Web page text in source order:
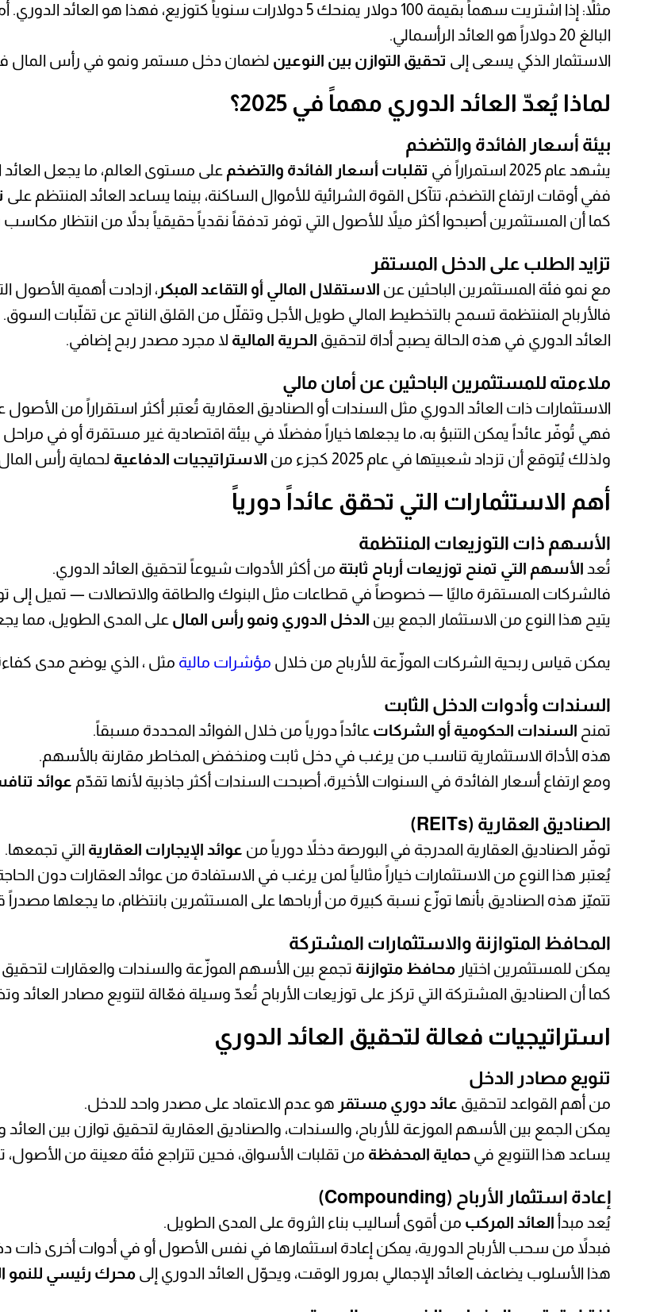
البالغ 20 دولاراً هو العائد الرأسمالي.
الاستثمار الذكي يسعى إلى تحقيق التوازن بين النوعين لضمان دخل مستمر ونمو في رأس المال
لماذا يُعدّ العائد الدوري مهماً في 2025؟
بيئة أسعار الفائدة والتضخم
يشهد عام 2025 استمراراً في تقلبات أسعار الفائدة والتضخم على مستوى العالم، ما يجعل
ففي أوقات ارتفاع التضخم، تتآكل القوة الشرائية للأموال الساكنة، بينما يساعد العائد المنتظم على
كما أن المستثمرين أصبحوا أكثر ميلاً للأصول التي توفر تدفقاً نقدياً حقيقياً بدلاً من انتظار
تزايد الطلب على الدخل المستقر
مع نمو فئة المستثمرين الباحثين عن الاستقلال المالي أو التقاعد المبكر ، ازدادت أهمية الأصول
فالأرباح المنتظمة تسمح بالتخطيط المالي طويل الأجل وتقلّل من القلق الناتج عن تقلّبات السوق.
العائد الدوري في هذه الحالة يصبح أداة لتحقيق الحرية المالية لا مجرد مصدر ربح إضافي.
ملاءمته للمستثمرين الباحثين عن أمان مالي
الاستثمارات ذات العائد الدوري مثل السندات أو الصناديق العقارية تُعتبر أكثر استقراراً من الأصول
فهي تُوفّر عائداً يمكن التنبؤ به، ما يجعلها خياراً مفضلاً في بيئة اقتصادية غير مستقرة أو في
ولذلك يُتوقع أن تزداد شعبيتها في عام 2025 كجزء من
الاستراتيجيات الدفاعية لحماية رأس
أهم الاستثمارات التي تحقق عائداً دورياً
الأسهم ذات التوزيعات المنتظمة
تُعد الأسهم التي تمنح توزيعات أرباح ثابتة من أكثر الأدوات شيوعاً لتحقيق العائد الدوري.
فالشركات المستقرة ماليًا — خصوصاً في قطاعات مثل البنوك والطاقة والاتصالات — تميل إلى
يتيح هذا النوع من الاستثمار الجمع بين الدخل الدوري ونمو رأس المال على المدى الطويل، مما
يمكن قياس ربحية الشركات الموزّعة للأرباح من خلال مؤشرات مالية مثل ، الذي يوضح مدى
السندات وأدوات الدخل الثابت
تمنح السندات الحكومية أو الشركات عائداً دورياً من خلال الفوائد المحددة مسبقاً.
هذه الأداة الاستثمارية تناسب من يرغب في دخل ثابت ومنخفض المخاطر مقارنة بالأسهم.
ومع ارتفاع أسعار الفائدة في السنوات الأخيرة، أصبحت السندات أكثر جاذبية لأنها تقدّم عوائد
الصناديق العقارية (REITs)
توفّر الصناديق العقارية المدرجة في البورصة دخلاً دورياً من عوائد الإيجارات العقارية التي تجمعها.
يُعتبر هذا النوع من الاستثمارات خياراً مثالياً لمن يرغب في الاستفادة من عوائد العقارات دون الحاجة
تتميّز هذه الصناديق بأنها توزّع نسبة كبيرة من أرباحها على المستثمرين بانتظام، ما يجعلها مصدراً
المحافظ المتوازنة والاستثمارات المشتركة
يمكن للمستثمرين اختيار محافظ متوازنة تجمع بين الأسهم الموزّعة والسندات والعقارات
كما أن الصناديق المشتركة التي تركز على توزيعات الأرباح تُعدّ وسيلة فعّالة لتنويع مصادر العائد
استراتيجيات فعالة لتحقيق العائد الدوري
تنويع مصادر الدخل
من أهم القواعد لتحقيق عائد دوري مستقر هو عدم الاعتماد على مصدر واحد للدخل.
يمكن الجمع بين الأسهم الموزعة للأرباح، والسندات، والصناديق العقارية لتحقيق توازن بين العائد
يساعد هذا التنويع في حماية المحفظة من تقلبات الأسواق، فحين تتراجع فئة معينة من
إعادة استثمار الأرباح (Compounding)
يُعد مبدأ العائد المركب من أقوى أساليب بناء الثروة على المدى الطويل.
فبدلاً من سحب الأرباح الدورية، يمكن إعادة استثمارها في نفس الأصول أو في أدوات أخرى ذات
هذا الأسلوب يضاعف العائد الإجمالي بمرور الوقت، ويحوّل العائد الدوري إلى محرك رئيسي للنمو